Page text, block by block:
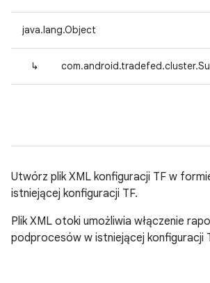
java.lang.Object
↳
Utwórz plik XML konfiguracji TF w
istniejącej konfiguracji TF.
Plik XML otoki umożliwia włączenie
podprocesów w istniejącej konfiguracji